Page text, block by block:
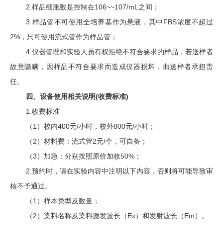
2. 样品细胞数是控制在106~~107/mL 之间；
3. 样品管不可使用全培养基作为悬液，其中 FBS浓度不超过
2% ，只可使用流式管作为样品管；
4. 仪器管理和实验人员有权拒绝不符合要求的样品，若送样者
故意隐瞒，因样品不符合要求而造成仪器损坏，由送样者承担责
任。
四、设备使用相关说明(收费标准)
1. 收费标准
（1 ）校内400元/小时，校外800元/小时；
（2）材料费：流式管2元/个，可自备；
（3）加急：分别按照原价加收50% ；
2. 预约时，请在实验内容中注明以下内容，否则将可能导致审
核不予通过。
（1 ）样本类型及数量；
（2）染料名称及染料激发波长（Ex）和发射波长（Em）。